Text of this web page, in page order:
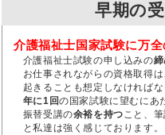
早期の
介護福祉士国家試験に万
介護福祉士試験の申し込みの
お仕事されながらの資格取得
起きることも想定しなければな
年に1回の国家試験に望むにあ
振替受講の余裕を持つこと、
と私達は強く感じております。